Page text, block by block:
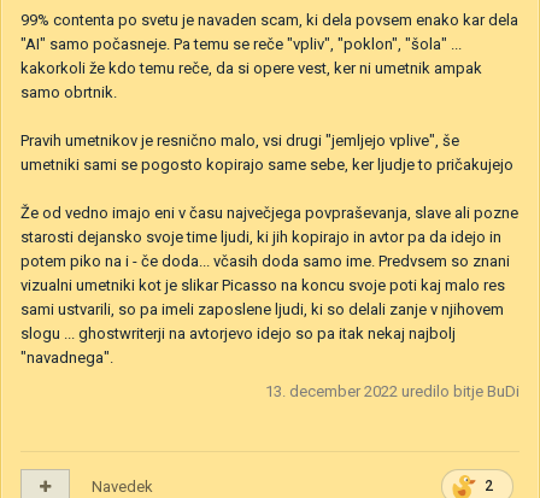
99% contenta po svetu je navaden scam, ki dela povsem enako kar dela
"AI" samo počasneje. Pa temu se reče "vpliv", "poklon", "šola" ...
kakorkoli že kdo temu reče, da si opere vest, ker ni umetnik ampak
samo obrtnik.
Pravih umetnikov je resnično malo, vsi drugi "jemljejo vplive", še
umetniki sami se pogosto kopirajo same sebe, ker ljudje to pričakujejo
Že od vedno imajo eni v času največjega povpraševanja, slave ali pozne
starosti dejansko svoje time ljudi, ki jih kopirajo in avtor pa da idejo in
potem piko na i - če doda... včasih doda samo ime. Predvsem so znani
vizualni umetniki kot je slikar Picasso na koncu svoje poti kaj malo res
sami ustvarili, so pa imeli zaposlene ljudi, ki so delali zanje v njihovem
slogu ... ghostwriterji na avtorjevo idejo so pa itak nekaj najbolj
"navadnega".
13. december 2022 uredilo bitje BuDi
2
Navedek